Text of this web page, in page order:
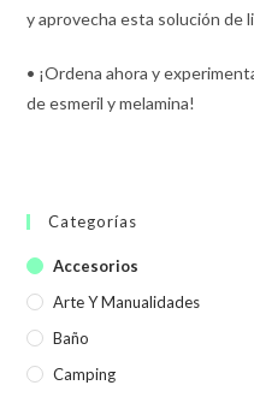
y aprovecha esta solución de
• ¡Ordena ahora y
de esmeril y melamina!
Categorías
Accesorios
Arte Y Manualidades
Baño
Camping